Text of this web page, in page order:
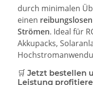
durch minimalen
einen
Strömen. Ideal für
Akkupacks,
🛒 Jetzt bestellen
Leistung